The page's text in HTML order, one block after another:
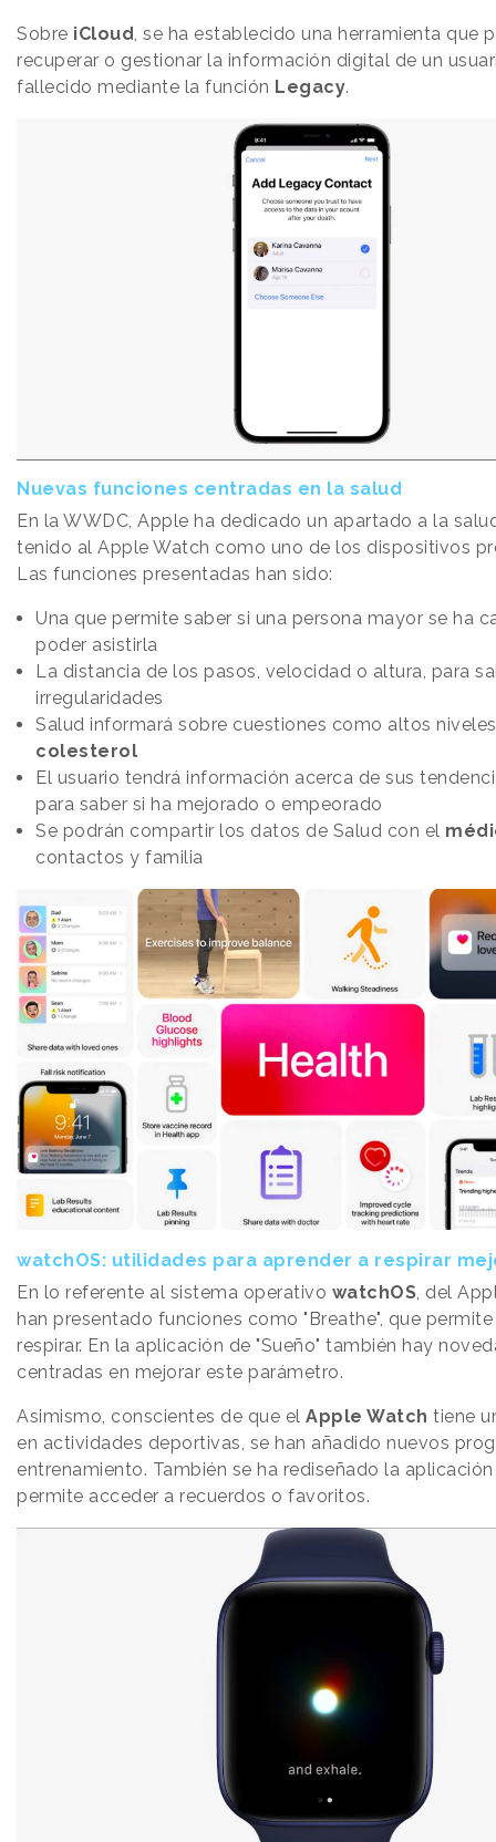
Sobre iCloud , se ha establecido una herramienta que
recuperar o gestionar la información digital de un
fallecido mediante la función Legacy.
Nuevas funciones centradas en la salud
En la WWDC, Apple ha dedicado un apartado a la
tenido al Apple Watch como uno de los dispositivos
Las funciones presentadas han sido:
Una que permite saber si una persona mayor se ha
poder asistirla
La distancia de los pasos, velocidad o altura, para
irregularidades
Salud informará sobre cuestiones como altos
colesterol
El usuario tendrá información acerca de sus
para saber si ha mejorado o empeorado
Se podrán compartir los datos de Salud con el
contactos y familia
watchOS: utilidades para aprender a respirar
En lo referente al sistema operativo watchOS , del
han presentado funciones como "Breathe", que
respirar. En la aplicación de "Sueño" también hay
centradas en mejorar este parámetro.
Asimismo, conscientes de que el Apple Watch tiene
en actividades deportivas, se han añadido nuevos
entrenamiento. También se ha rediseñado la
permite acceder a recuerdos o favoritos.